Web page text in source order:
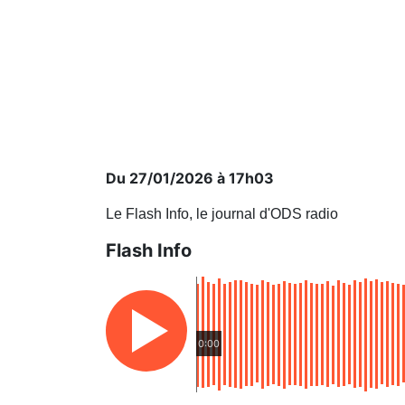
Du 27/01/2026 à 17h03
Le Flash Info, le journal d'ODS radio
Flash Info
0:00